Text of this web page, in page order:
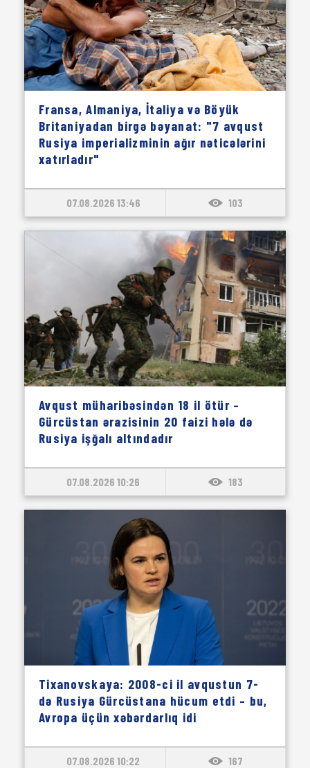
Fransa, Almaniya, İtaliya və Böyük
Britaniyadan birgə bəyanat: "7 avqust
Rusiya imperializminin ağır nəticələrini
xatırladır"
07.08.2026 13:46 103
Avqust müharibəsindən 18 il ötür –
Gürcüstan ərazisinin 20 faizi hələ də
Rusiya işğalı altındadır
07.08.2026 10:26 183
Tixanovskaya: 2008-ci il avqustun 7-
də Rusiya Gürcüstana hücum etdi – bu,
Avropa üçün xəbərdarlıq idi
07.08.2026 10:22 167